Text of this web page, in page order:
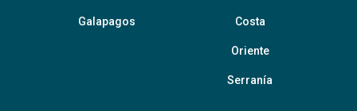
Galapagos Costa
Oriente
Serranía